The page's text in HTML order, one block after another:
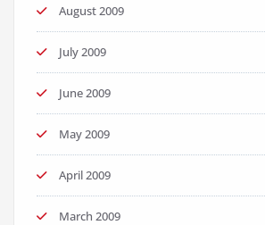
August 2009
July 2009
June 2009
May 2009
April 2009
March 2009